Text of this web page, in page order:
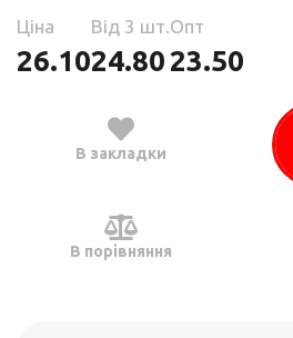
Ціна
26.10
Від 3 шт.
24.80
Опт
23.50
В закладки
В порівняння